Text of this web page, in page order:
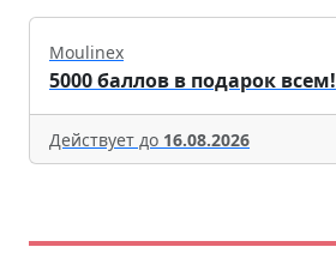
Moulinex
5000 баллов в подарок всем!
Действует до 16.08.2026